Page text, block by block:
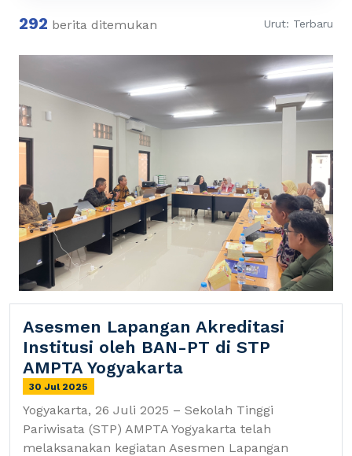
292 berita ditemukan Urut: Terbaru
Asesmen Lapangan Akreditasi
Institusi oleh BAN-PT di STP
AMPTA Yogyakarta
30 Jul 2025
Yogyakarta, 26 Juli 2025 – Sekolah Tinggi
Pariwisata (STP) AMPTA Yogyakarta telah
melaksanakan kegiatan Asesmen Lapangan